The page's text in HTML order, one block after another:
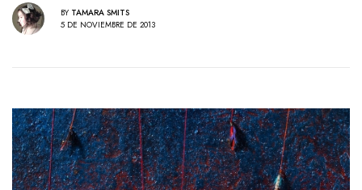
BY TAMARA SMITS
5 DE NOVIEMBRE DE 2013